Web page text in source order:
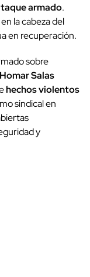
armado.
la cabeza del
en recuperación.
sobre
Homar Salas
hechos violentos
sindical en
y